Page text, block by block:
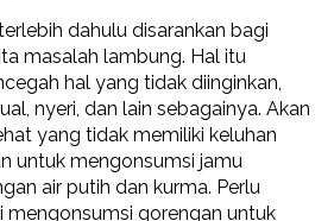
dahulu disarankan bagi
masalah lambung. Hal itu
hal yang tidak diinginkan,
nyeri, dan lain sebagainya. Akan
yang tidak memiliki keluhan
untuk mengonsumsi jamu
air putih dan kurma. Perlu
mengonsumsi gorengan untuk